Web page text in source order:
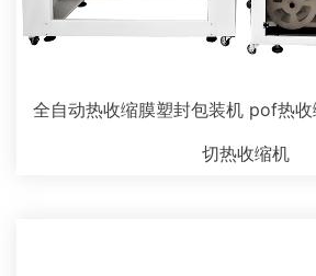
全自动热收缩膜塑封包装机 pof热
切热收缩机